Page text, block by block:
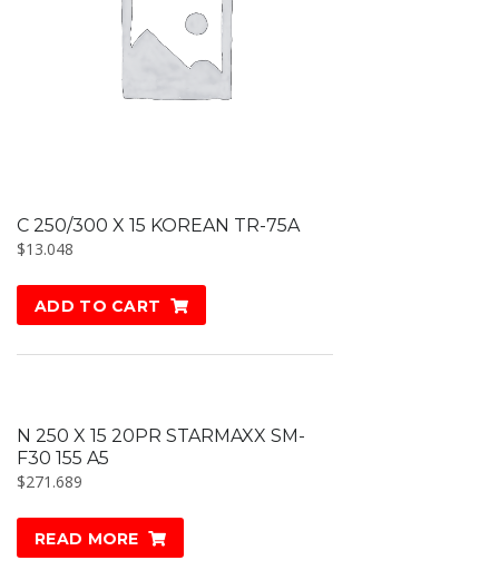
C 250/300 X 15 KOREAN TR-75A
$13.048
ADD TO CART
N 250 X 15 20PR STARMAXX SM-
F30 155 A5
$271.689
READ MORE